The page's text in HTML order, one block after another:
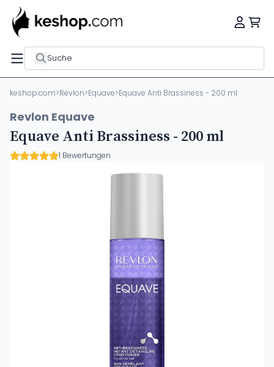
Suche
keshop.com>Revlon>Equave>Equave Anti Brassiness - 200 ml
Revlon Equave
Equave Anti Brassiness - 200 ml
1 Bewertungen